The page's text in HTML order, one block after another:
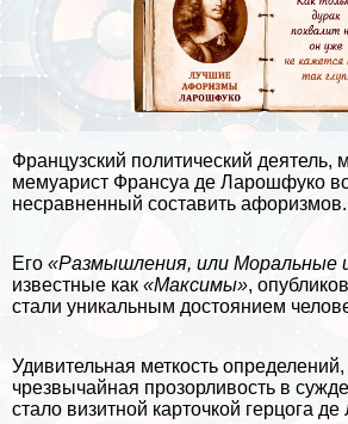
Французский политический деятель,
мемуарист Франсуа де Ларошфуко
несравненный составить афоризмов.
Его «Размышления, или Мopaльные
известные как «Максимы»,
стали уникальным достоянием
Удивительная меткость определений,
чрезвычайная прозорливость в
стало визитной карточкой герцога